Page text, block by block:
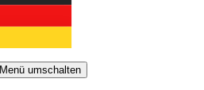
Menü umschalten